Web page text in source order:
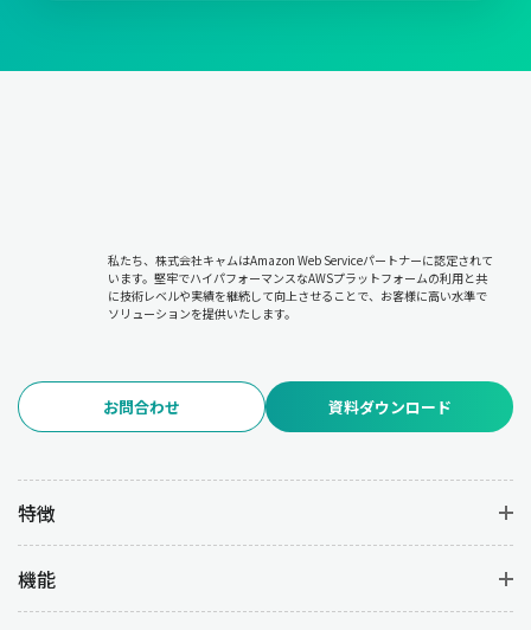
私たち、株式会社キャムはAmazon Web Serviceパートナーに認定されて
います。堅牢でハイパフォーマンスなAWSプラットフォームの利用と共
に技術レベルや実績を継続して向上させることで、お客様に高い水準で
ソリューションを提供いたします。
お問合わせ 資料ダウンロード
特徴
機能